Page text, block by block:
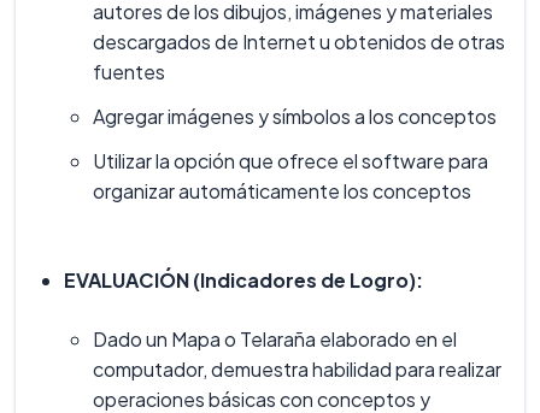
autores de los dibujos, imágenes y materiales
descargados de Internet u obtenidos de otras
fuentes
Agregar imágenes y símbolos a los conceptos
Utilizar la opción que ofrece el software para
organizar automáticamente los conceptos
EVALUACIÓN (Indicadores de Logro):
Dado un Mapa o Telaraña elaborado en el
computador, demuestra habilidad para realizar
operaciones básicas con conceptos y